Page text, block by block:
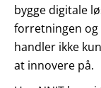
bygge digitale
forretningen
handler ikke
at innovere på.